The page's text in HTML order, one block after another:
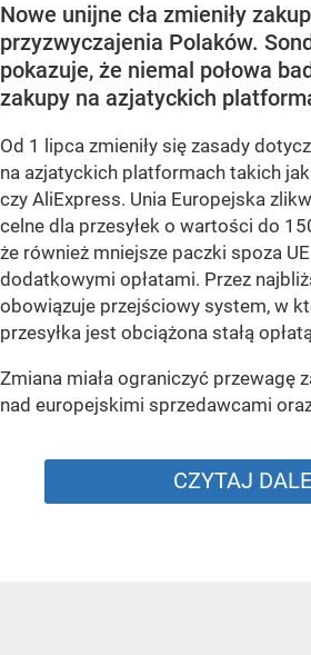
Nowe unijne cła zmieniły
przyzwyczajenia Polaków.
pokazuje, że niemal połowa
zakupy na azjatyckich
Od 1 lipca zmieniły się zasady
na azjatyckich platformach takich jak
czy AliExpress. Unia Europejska
celne dla przesyłek o wartości do
że również mniejsze paczki spoza
dodatkowymi opłatami. Przez
obowiązuje przejściowy system, w
przesyłka jest obciążona stałą
Zmiana miała ograniczyć przewagę
nad europejskimi sprzedawcami
CZYTAJ